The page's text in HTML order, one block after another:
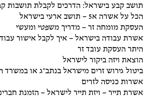
תושב קבע בישראל: הדרכים לקבלת תושבות
הכל על אשרה א5 – תושב ארעי בישראל
העסקת מומחה זר – מדריך משפטי ומעשי
אשרת עבודה בישראל – איך לקבל אישור
היתר העסקת עובד זר
הוצאת ויזה ביקור לישראל
ביטול גירוש זרים מישראל בנתב"ג או במשרד
אשרות כניסה לזרים
אשרת תייר – ויזת תייר לישראל – הזמנת